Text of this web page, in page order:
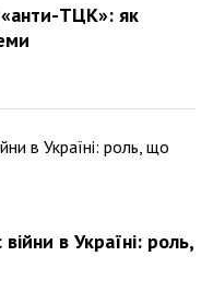
«анти-ТЦК»: як
в Україні: роль,